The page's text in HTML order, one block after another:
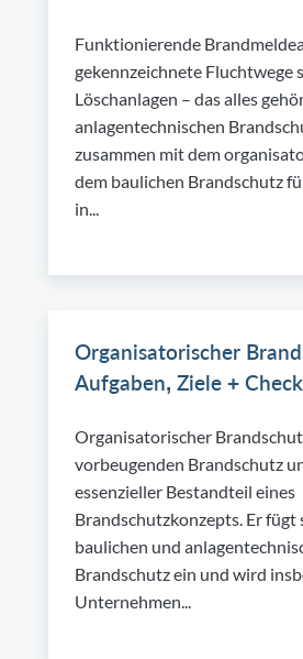
Funktionierende
gekennzeichnete Fluchtwege
Löschanlagen – das alles
anlagentechnischen
zusammen mit dem
dem baulichen Brandschutz
in...
Organisatorischer
Aufgaben, Ziele +
Organisatorischer
vorbeugenden Brandschutz
essenzieller Bestandteil eines
Brandschutzkonzepts. Er fügt
baulichen und
Brandschutz ein und wird
Unternehmen...